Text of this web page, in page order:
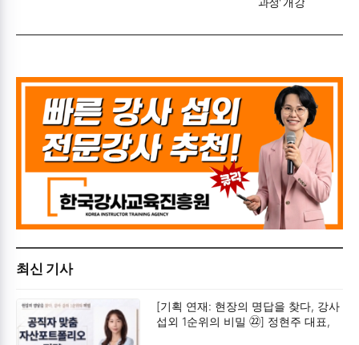
최신 기사
[기획 연재: 현장의 명답을 찾다, 강사
섭외 1순위의 비밀 ㉒] 정현주 대표,